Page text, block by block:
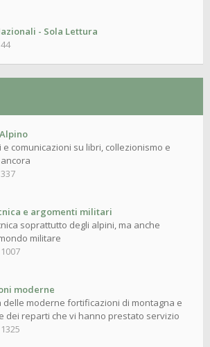
- Sola Lettura
44
e comunicazioni su libri, collezionismo e
337
e argomenti militari
soprattutto degli alpini, ma anche
militare
1007
moderne
delle moderne fortificazioni di montagna e
dei reparti che vi hanno prestato servizio
1325